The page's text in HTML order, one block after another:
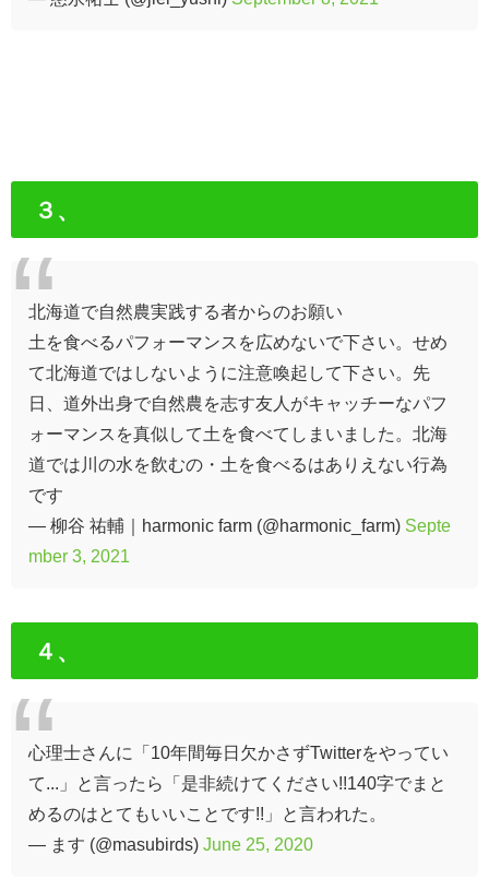
３、
北海道で自然農実践する者からのお願い
土を食べるパフォーマンスを広めないで下さい。せめ
て北海道ではしないように注意喚起して下さい。先
日、道外出身で自然農を志す友人がキャッチーなパフ
ォーマンスを真似して土を食べてしまいました。北海
道では川の水を飲むの・土を食べるはありえない行為
です
— 柳谷 祐輔｜harmonic farm (@harmonic_farm) Septe
mber 3, 2021
４、
心理士さんに「10年間毎日欠かさずTwitterをやってい
て...」と言ったら「是非続けてください!!140字でまと
めるのはとてもいいことです!!」と言われた。
— ます (@masubirds) June 25, 2020